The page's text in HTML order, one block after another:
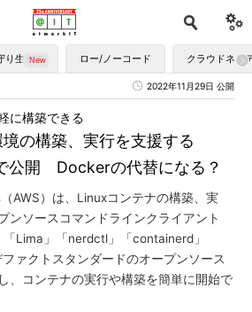
り生かす ロー/ノーコード クラウドネイ
2022年11月29日 公開
の構築、実行を支援する
公開 Dockerの代替になる？
に構築できる
AWS）は、Linuxコンテナの構築、実
ンソースコマンドラインクライアント
「Lima」「nerdctl」「containerd」
ファクトスタンダードのオープンソース
、コンテナの実行や構築を簡単に開始で